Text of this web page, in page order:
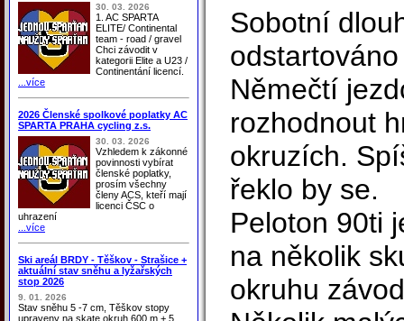
30. 03. 2026
1. AC SPARTA
ELITE/ Continental
team - road / gravel
Chci závodit v
kategorii Elite a U23 /
Continentání licencí.
...více
2026 Členské spolkové poplatky AC
SPARTA PRAHA cycling z.s.
30. 03. 2026
Vzhledem k zákonné
povinnosti vybírat
členské poplatky,
prosím všechny
členy ACS, kteří mají
licenci ČSC o
uhrazení
...více
Ski areál BRDY - Těškov - Strašice +
aktuální stav sněhu a lyžařských
stop 2026
9. 01. 2026
Stav sněhu 5 -7 cm, Těškov stopy
upraveny na skate okruh 600 m + 5
Sobotní
Němečtí
rozhodnout
okruzích.
řeklo by se.
Peloton 90ti
na několik
okruhu